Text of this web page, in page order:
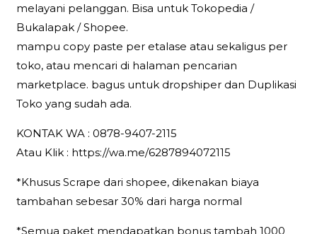
melayani pelanggan. Bisa untuk Tokopedia /
Bukalapak / Shopee.
mampu copy paste per etalase atau sekaligus per
toko, atau mencari di halaman pencarian
marketplace. bagus untuk dropshiper dan Duplikasi
Toko yang sudah ada.
KONTAK WA : 0878-9407-2115
Atau Klik : https://wa.me/6287894072115
*Khusus Scrape dari shopee, dikenakan biaya
tambahan sebesar 30% dari harga normal
*Semua paket mendapatkan bonus tambah 1000